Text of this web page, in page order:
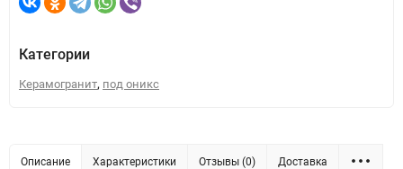
Категории
Керамогранит, под оникс
Описание Характеристики Отзывы (0) Доставка